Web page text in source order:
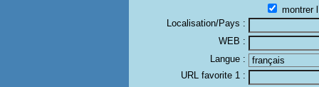
montrer
Localisation/Pays :
WEB :
Langue :
URL favorite 1 :